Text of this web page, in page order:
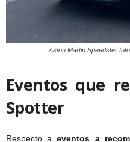
Aston Martin Speedster
Eventos que
Spotter
Respecto aeventos a